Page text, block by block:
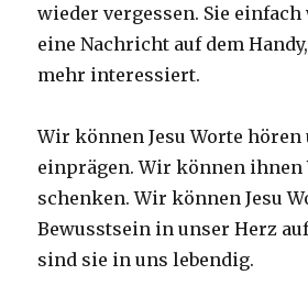
wieder vergessen. Sie
eine Nachricht auf dem
mehr interessiert.
Wir können Jesu Worte hören
einprägen. Wir können ihnen
schenken. Wir können Jesu
Bewusstsein in unser Herz
sind sie in uns lebendig.